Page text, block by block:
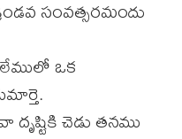
సంవత్సరమందు
ఒక
చెడు తనము